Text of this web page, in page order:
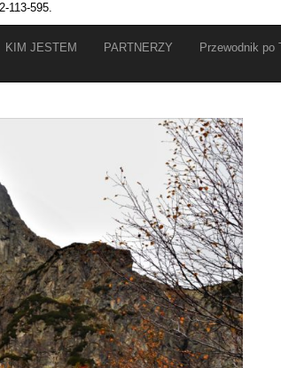
113-595.
KIM JESTEM PARTNERZY Przewodnik po